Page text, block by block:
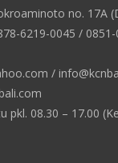
no. 17A
6219-0045 /
/
pkl. 08.30 – 17.00